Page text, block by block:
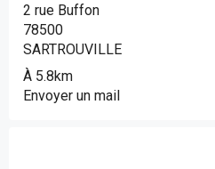
2 rue Buffon
78500
SARTROUVILLE
À 5.8km
Envoyer un mail